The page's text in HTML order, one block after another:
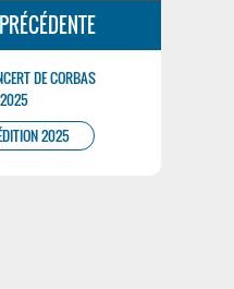
DE CORBAS
2025
2025